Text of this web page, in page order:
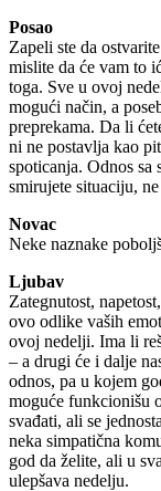
Posao
Zapeli ste da
mislite da će vam to
toga. Sve u ovoj
mogući način, a
preprekama. Da li
ni ne postavlja kao
spoticanja. Odnos sa
smirujete situaciju,
Novac
Neke naznake
Ljubav
Zategnutost,
ovo odlike vaših
ovoj nedelji. Ima li
– a drugi će i dalje
odnos, pa u kojem
moguće funkcionišu
svađati, ali se
neka simpatična
god da želite, ali u
ulepšava nedelju.